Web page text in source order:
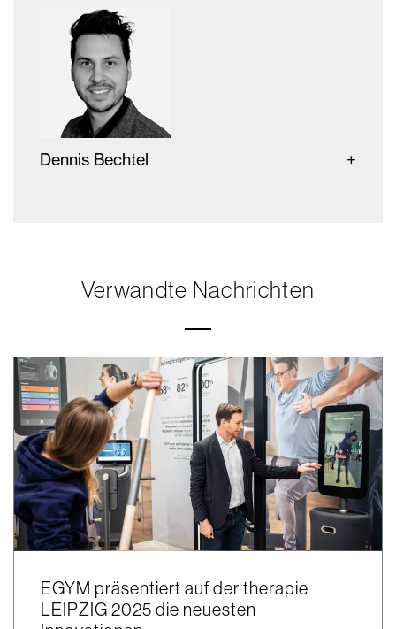
Dennis Bechtel
Verwandte Nachrichten
EGYM präsentiert auf der therapie
LEIPZIG 2025 die neuesten